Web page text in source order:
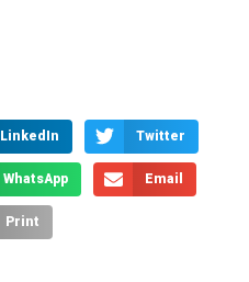
LinkedIn Twitter
WhatsApp Email
Print